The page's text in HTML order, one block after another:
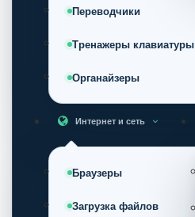
Переводчики
Тренажеры клавиатуры
Органайзеры
Интернет и сеть
Браузеры
Загрузка файлов